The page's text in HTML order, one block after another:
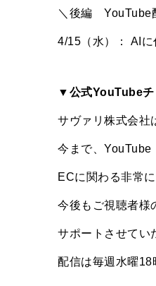
＼後編 YouTube
4/15（水）： AIに
▼公式YouTubeチ
サヴァリ株式会社
今まで、YouTube
ECに関わる非常
今後もご視聴者様
サポートさせてい
配信は毎週水曜18